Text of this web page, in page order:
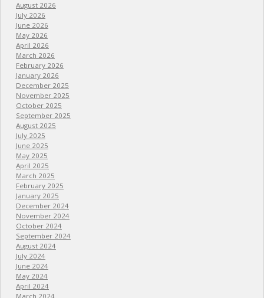
August 2026
July 2026
June 2026
May 2026
April 2026
March 2026
February 2026
January 2026
December 2025
November 2025
October 2025
September 2025
August 2025
July 2025
June 2025
May 2025
April 2025
March 2025
February 2025
January 2025
December 2024
November 2024
October 2024
September 2024
August 2024
July 2024
June 2024
May 2024
April 2024
March 2024